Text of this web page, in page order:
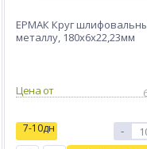
ЕРМАК Круг
металлу, 180х6х22,23мм
Цена от
7-10дн -